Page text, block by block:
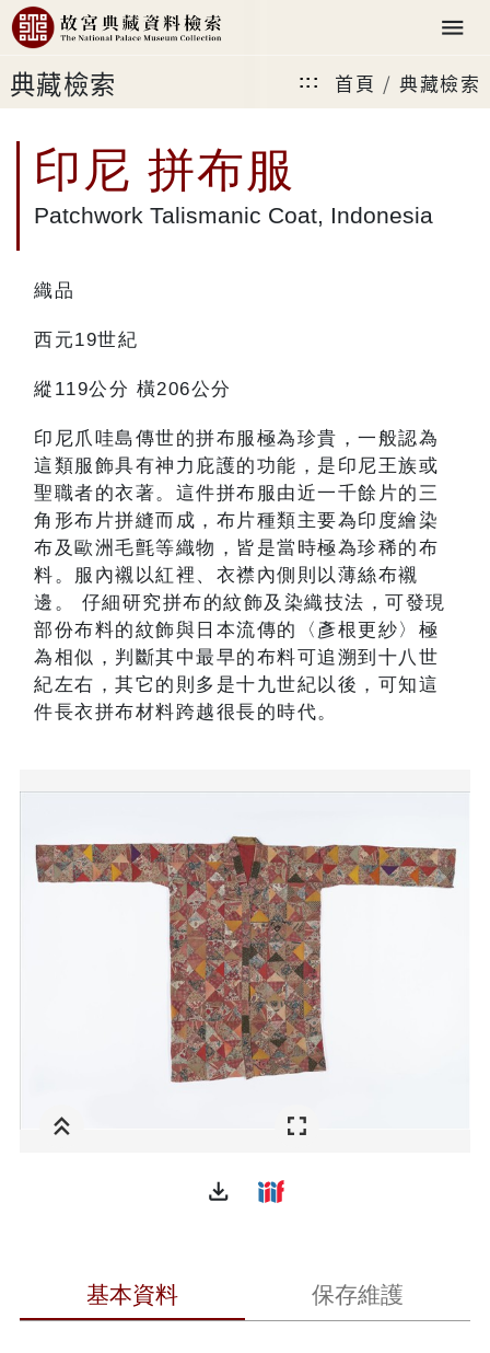
典藏檢索 ::: 首頁 典藏檢索
印尼 拼布服
Patchwork Talismanic Coat, Indonesia
織品
西元19世紀
縱119公分 橫206公分
印尼爪哇島傳世的拼布服極為珍貴，一般認為
這類服飾具有神力庇護的功能，是印尼王族或
聖職者的衣著。這件拼布服由近一千餘片的三
角形布片拼縫而成，布片種類主要為印度繪染
布及歐洲毛氈等織物，皆是當時極為珍稀的布
料。服內襯以紅裡、衣襟內側則以薄絲布襯
邊。 仔細研究拼布的紋飾及染織技法，可發現
部份布料的紋飾與日本流傳的〈彥根更紗〉極
為相似，判斷其中最早的布料可追溯到十八世
紀左右，其它的則多是十九世紀以後，可知這
件長衣拼布材料跨越很長的時代。
file_download
基本資料 保存維護